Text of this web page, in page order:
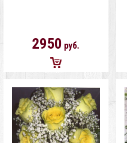
2950 руб.
Добавить
в
корзину